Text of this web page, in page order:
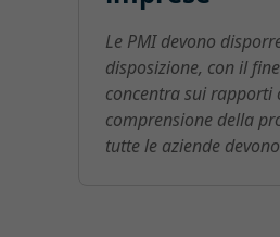
Le PMI devono
disposizione, con il
concentra sui rapporti
comprensione della
tutte le aziende